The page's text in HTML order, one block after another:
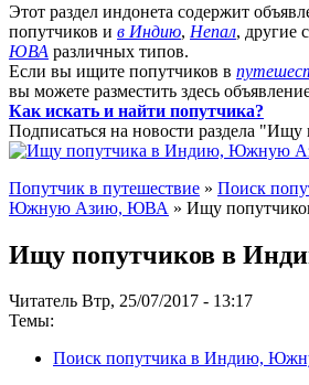
Этот раздел индонета содержит
попутчиков и в Индию, Непал, другие
ЮВА различных типов.
Если вы ищите попутчиков в
вы можете разместить здесь
Как искать и найти попутчика?
Подписаться на новости раздела "Ищу
Попутчик в путешествие » Поиск
Южную Азию, ЮВА » Ищу
Ищу попутчиков в
Читатель Втр, 25/07/2017 - 13:17
Темы:
Поиск попутчика в Индию,